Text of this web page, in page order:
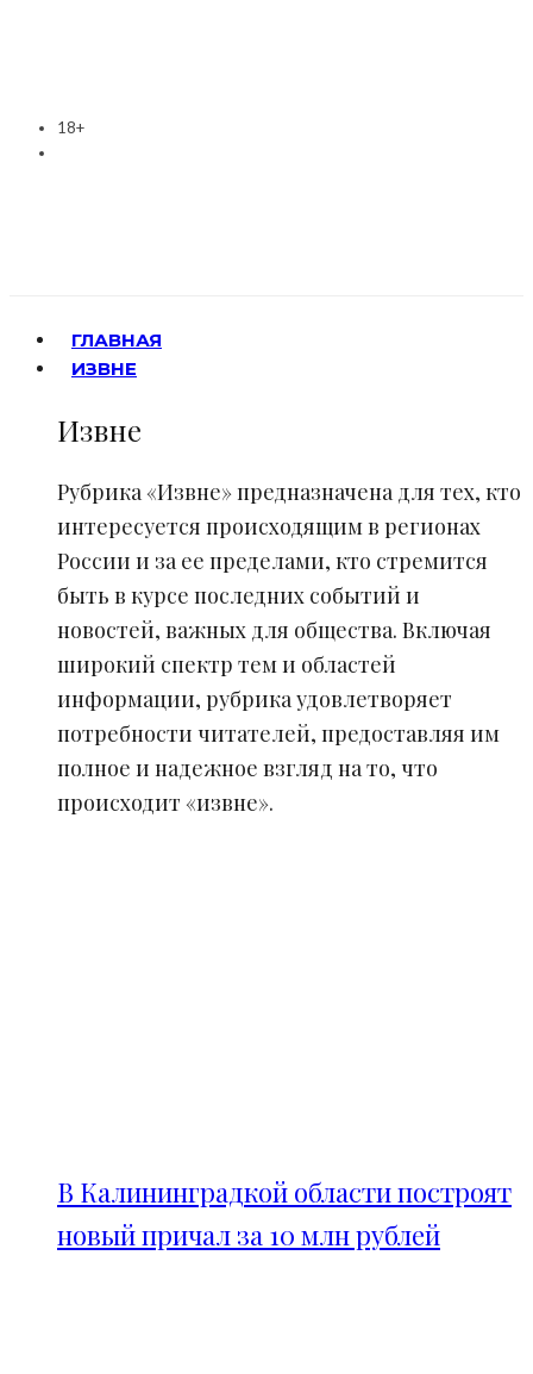
18+
ГЛАВНАЯ
ИЗВНЕ
Извне
Рубрика «Извне» предназначена для тех, кто
интересуется происходящим в регионах
России и за ее пределами, кто стремится
быть в курсе последних событий и
новостей, важных для общества. Включая
широкий спектр тем и областей
информации, рубрика удовлетворяет
потребности читателей, предоставляя им
полное и надежное взгляд на то, что
происходит «извне».
В Калининградкой области построят
новый причал за 10 млн рублей